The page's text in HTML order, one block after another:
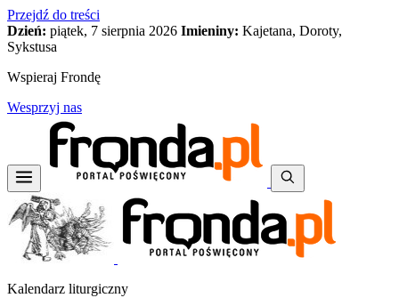
Przejdź do treści
Dzień: piątek, 7 sierpnia 2026 Imieniny: Kajetana, Doroty,
Sykstusa
Wspieraj Frondę
Wesprzyj nas
Kalendarz liturgiczny